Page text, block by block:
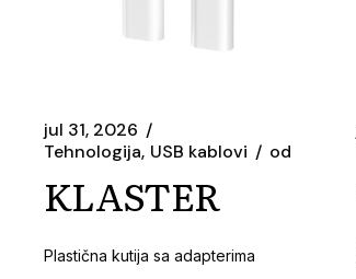
jul 31, 2026
Tehnologija USB kablovi od
KLASTER
Plastična kutija sa adapterima